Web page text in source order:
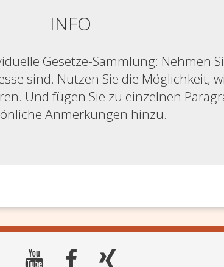
INFO
Gesetze-Sammlung: Nehmen
sind. Nutzen Sie die Möglichkeit,
Und fügen Sie zu einzelnen
Anmerkungen hinzu.